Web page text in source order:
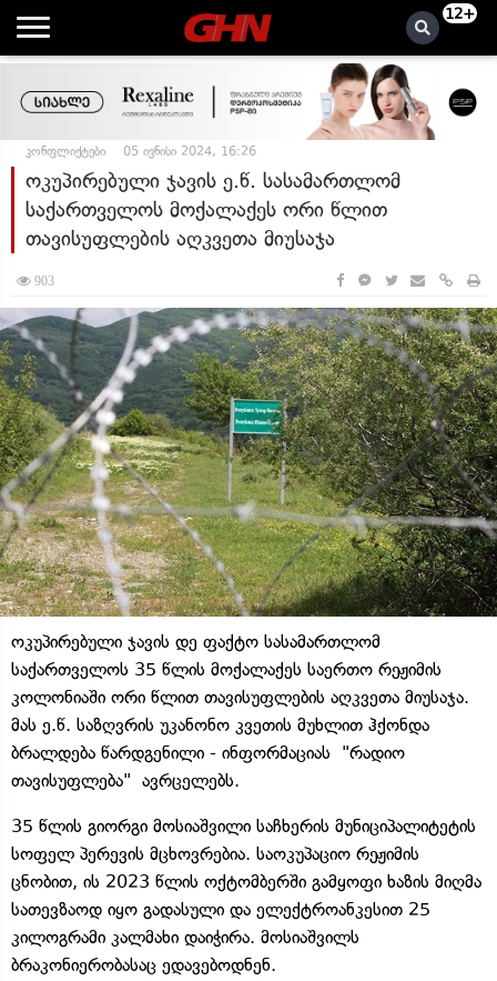
12+
კონფლიქტები 05 ივნისი 2024, 16:26
ოკუპირებული ჯავის ე.წ. სასამართლომ
საქართველოს მოქალაქეს ორი წლით
თავისუფლების აღკვეთა მიუსაჯა
903
ოკუპირებული ჯავის დე ფაქტო სასამართლომ
საქართველოს 35 წლის მოქალაქეს საერთო რეჟიმის
კოლონიაში ორი წლით თავისუფლების აღკვეთა მიუსაჯა.
მას ე.წ. საზღვრის უკანონო კვეთის მუხლით ჰქონდა
ბრალდება წარდგენილი - ინფორმაციას "რადიო
თავისუფლება" ავრცელებს.
35 წლის გიორგი მოსიაშვილი საჩხერის მუნიციპალიტეტის
სოფელ პერევის მცხოვრებია. საოკუპაციო რეჟიმის
ცნობით, ის 2023 წლის ოქტომბერში გამყოფი ხაზის მიღმა
სათევზაოდ იყო გადასული და ელექტროანკესით 25
კილოგრამი კალმახი დაიჭირა. მოსიაშვილს
ბრაკონიერობასაც ედავებოდნენ.